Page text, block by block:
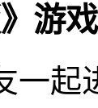
游
一